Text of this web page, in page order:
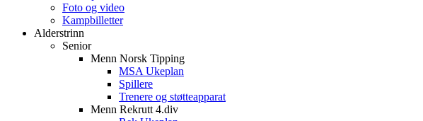
Foto og video
Kampbilletter
Alderstrinn
Senior
Menn Norsk Tipping
MSA Ukeplan
Spillere
Trenere og støtteapparat
Menn Rekrutt 4.div